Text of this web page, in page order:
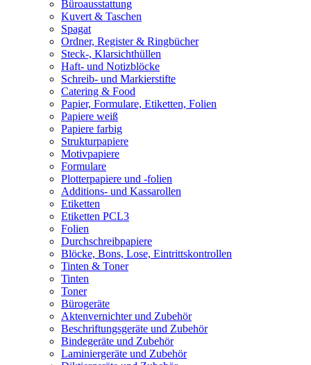
Büroausstattung
Kuvert & Taschen
Spagat
Ordner, Register & Ringbücher
Steck-, Klarsichthüllen
Haft- und Notizblöcke
Schreib- und Markierstifte
Catering & Food
Papier, Formulare, Etiketten, Folien
Papiere weiß
Papiere farbig
Strukturpapiere
Motivpapiere
Formulare
Plotterpapiere und -folien
Additions- und Kassarollen
Etiketten
Etiketten PCL3
Folien
Durchschreibpapiere
Blöcke, Bons, Lose, Eintrittskontrollen
Tinten & Toner
Tinten
Toner
Bürogeräte
Aktenvernichter und Zubehör
Beschriftungsgeräte und Zubehör
Bindegeräte und Zubehör
Laminiergeräte und Zubehör